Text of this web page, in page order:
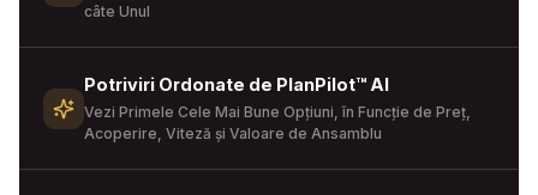
câte Unul
Potriviri Ordonate de PlanPilot™ AI
Vezi Primele Cele Mai Bune Opțiuni, în Funcție de Preț,
Acoperire, Viteză și Valoare de Ansamblu